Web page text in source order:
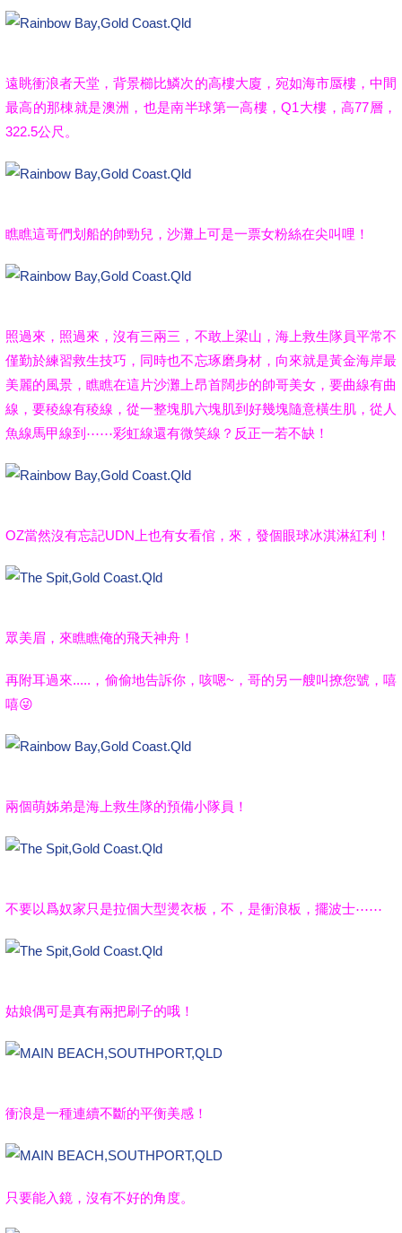
遠眺衝浪者天堂，背景櫛比鱗次的高樓大廈，宛如海市蜃樓，中間
最高的那棟就是澳洲，也是南半球第一高樓，Q1大樓，高77層，
322.5公尺。
瞧瞧這哥們划船的帥勁兒，沙灘上可是一票女粉絲在尖叫哩！
照過來，照過來，沒有三兩三，不敢上梁山， 海上救生隊員平常不
僅勤於練習救生技巧，同時也不忘琢磨身材，向來就是黃金海岸最
美麗的風景，瞧瞧在這片沙灘上昂首闊步的帥哥美女，要曲線有曲
線，要稜線有稜線，從一整塊肌六塊肌到好幾塊隨意橫生肌，從人
魚線馬甲線到⋯⋯彩虹線還有微笑線？反正一若不缺！
OZ當然沒有忘記UDN上也有女看倌，來，發個眼球冰淇淋紅利！
眾美眉，來瞧瞧俺的飛天神舟！
再附耳過來.....，偷偷地告訴你，咳嗯~，哥的另一艘叫撩您號，嘻
嘻😜
兩個萌姊弟是海上救生隊的預備小隊員！
不要以爲奴家只是拉個大型燙衣板，不，是衝浪板，擺波士⋯⋯
姑娘偶可是真有兩把刷子的哦！
衝浪是一種連續不斷的平衡美感！
只要能入鏡，沒有不好的角度。